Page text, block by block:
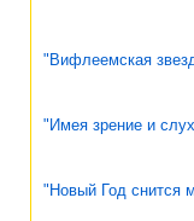
"Вифлеемская
"Имея зрение и
"Новый Год снится